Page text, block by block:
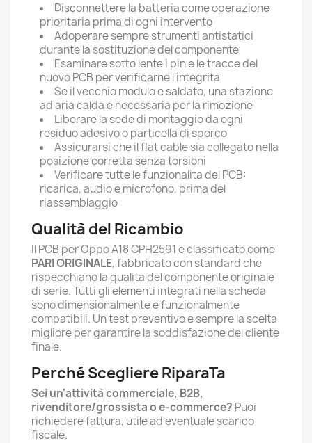
Disconnettere la batteria come operazione
prioritaria prima di ogni intervento
Adoperare sempre strumenti antistatici
durante la sostituzione del componente
Esaminare sotto lente i pin e le tracce del
nuovo PCB per verificarne l'integrita
Se il vecchio modulo e saldato, una stazione
ad aria calda e necessaria per la rimozione
Liberare la sede di montaggio da ogni
residuo adesivo o particella di sporco
Assicurarsi che il flat cable sia collegato nella
posizione corretta senza torsioni
Verificare tutte le funzionalita del PCB:
ricarica, audio e microfono, prima del
riassemblaggio
Qualità del Ricambio
Il PCB per Oppo A18 CPH2591 e classificato come
PARI ORIGINALE, fabbricato con standard che
rispecchiano la qualita del componente originale
di serie. Tutti gli elementi integrati nella scheda
sono dimensionalmente e funzionalmente
compatibili. Un test preventivo e sempre la scelta
migliore per garantire la soddisfazione del cliente
finale.
Perché Scegliere RiparaTa
Sei un'attività commerciale, B2B,
rivenditore/grossista o e-commerce? Puoi
richiedere fattura, utile ad eventuale scarico
fiscale.